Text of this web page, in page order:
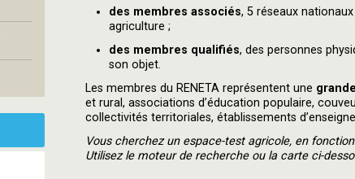
des membres associés, 5 réseaux
agriculture ;
des membres qualifiés, des personnes
son objet.
Les membres du RENETA représentent une
et rural, associations d’éducation populaire,
collectivités territoriales, établissements
Vous cherchez un espace-test agricole, en
Utilisez le moteur de recherche ou la carte ci-